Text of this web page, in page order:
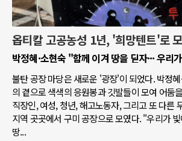
옵티칼 고공농성 1년, '희망텐트'로
박정혜·소현숙 "함께 이겨 땅을 딛자··· 우리
불탄 공장 마당은 새로운 '광장'이 되었다. 박정
의 곁으로 색색의 응원봉과 깃발들이 모여 어둠
직장인, 여성, 청년, 해고노동자, 그리고 또 다른
지역 곳곳에서 구미 공장으로 모였다. "우리가
땅...